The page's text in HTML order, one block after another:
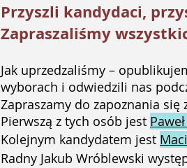
Przyszli kandydaci,
Zapraszaliśmy
Jak uprzedzaliśmy –
wyborach i odwiedzili nas
Zapraszamy do zapoznania
Pierwszą z tych osób jest
Kolejnym kandydatem jest
Radny Jakub Wróblewski